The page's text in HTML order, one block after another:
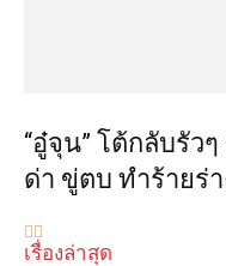
“อู๋จุน” โต้กลับรัว
ด่า ขู่ตบ ทำร้ายร่
เรื่องล่าสุด